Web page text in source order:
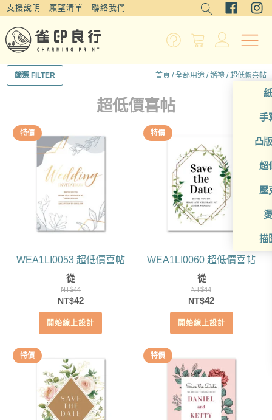
支援說明 願望清單 聯絡我們
手
凸
超
壓
描
篩選 FILTER 首頁 /全部用途 /婚禮 / 超低價喜帖
超低價喜帖
特價
WEA1LI0053 超低價喜帖
從
NT$44
原
始
價
格：
NT$42目
前
價
格：
開始線上設計
特價
WEA1LI0060 超低價喜帖
從
NT$44
原
始
價
格：
NT$42目
前
價
格：
開始線上設計
特價 特價